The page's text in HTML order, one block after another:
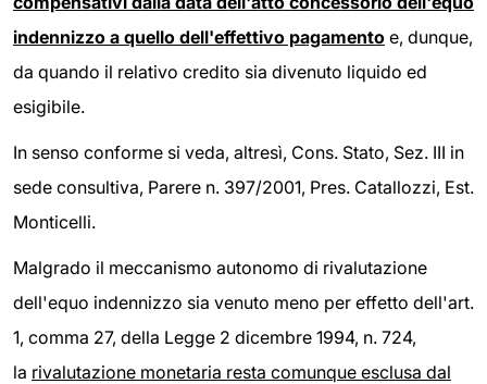
indennizzo a quello dell'effettivo pagamento e, dunque,
da quando il relativo credito sia divenuto liquido ed
esigibile.
In senso conforme si veda, altresì, Cons. Stato, Sez. III in
sede consultiva, Parere n. 397/2001, Pres. Catallozzi, Est.
Monticelli.
Malgrado il meccanismo autonomo di rivalutazione
dell'equo indennizzo sia venuto meno per effetto dell'art.
1, comma 27, della Legge 2 dicembre 1994, n. 724,
la rivalutazione monetaria resta comunque esclusa dal